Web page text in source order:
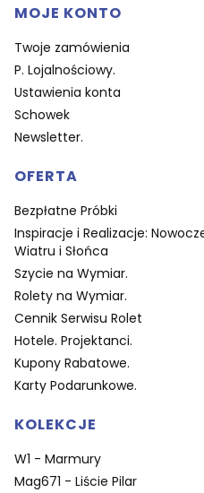
MOJE KONTO
Twoje zamówienia
P. Lojalnościowy.
Ustawienia konta
Schowek
Newsletter.
OFERTA
Bezpłatne Próbki
Inspiracje i Realizacje:
Wiatru i Słońca
Szycie na Wymiar.
Rolety na Wymiar.
Cennik Serwisu Rolet
Hotele. Projektanci.
Kupony Rabatowe.
Karty Podarunkowe.
KOLEKCJE
W1 - Marmury
Mag671 - Liście Pilar